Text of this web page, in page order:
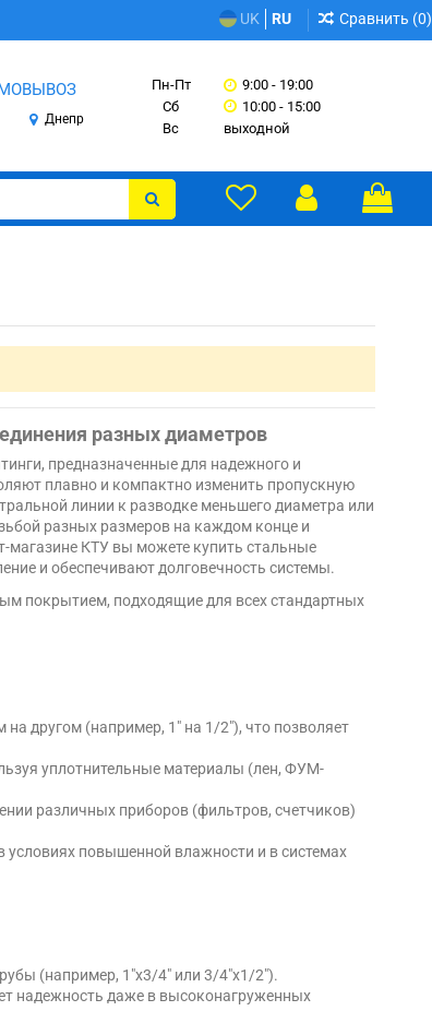
UK RU Сравнить (0)
Днепр
Пн-Пт
Сб
Вс
9:00 - 19:00
10:00 - 15:00
выходной
разных диаметров
предназначенные для надежного и
плавно и компактно изменить пропускную
линии к разводке меньшего диаметра или
разных размеров на каждом конце и
магазине КТУ вы можете купить стальные
и обеспечивают долговечность системы.
покрытием, подходящие для всех стандартных
другом (например, 1" на 1/2"), что позволяет
уплотнительные материалы (лен, ФУМ-
различных приборов (фильтров, счетчиков)
повышенной влажности и в системах
(например, 1"x3/4" или 3/4"x1/2").
надежность даже в высоконагруженных